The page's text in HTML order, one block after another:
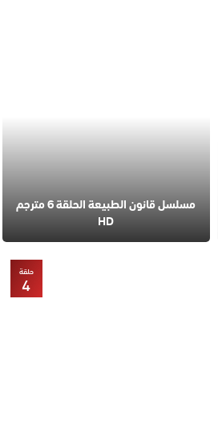
مسلسل قانون الطبيعة الحلقة 6 مترجم
HD
حلقة
4